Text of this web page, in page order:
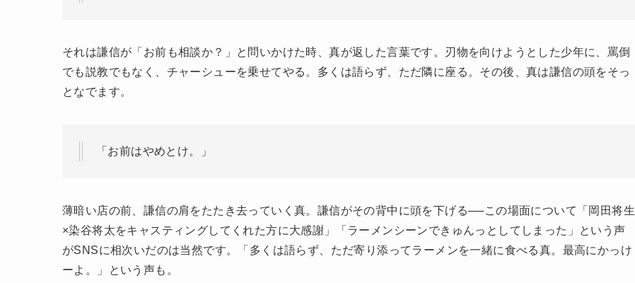
それは謙信が「お前も相談か？」と問いかけた時、真が返した言葉です。刃物を向けようとした少年に、罵倒
でも説教でもなく、チャーシューを乗せてやる。多くは語らず、ただ隣に座る。その後、真は謙信の頭をそっ
となでます。
「お前はやめとけ。」
薄暗い店の前、謙信の肩をたたき去っていく真。謙信がその背中に頭を下げる──この場面について「岡田将生
×染谷将太をキャスティングしてくれた方に大感謝」「ラーメンシーンできゅんっとしてしまった」という声
がSNSに相次いだのは当然です。「多くは語らず、ただ寄り添ってラーメンを一緒に食べる真。最高にかっけ
ーよ。」という声も。